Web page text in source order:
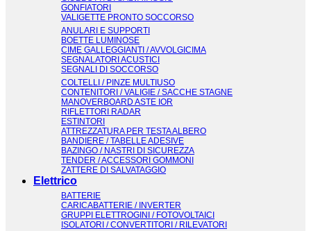
GONFIATORI
VALIGETTE PRONTO SOCCORSO
ANULARI E SUPPORTI
BOETTE LUMINOSE
CIME GALLEGGIANTI / AVVOLGICIMA
SEGNALATORI ACUSTICI
SEGNALI DI SOCCORSO
COLTELLI / PINZE MULTIUSO
CONTENITORI / VALIGIE / SACCHE STAGNE
MANOVERBOARD ASTE IOR
RIFLETTORI RADAR
ESTINTORI
ATTREZZATURA PER TESTA ALBERO
BANDIERE / TABELLE ADESIVE
BAZINGO / NASTRI DI SICUREZZA
TENDER / ACCESSORI GOMMONI
ZATTERE DI SALVATAGGIO
Elettrico
BATTERIE
CARICABATTERIE / INVERTER
GRUPPI ELETTROGINI / FOTOVOLTAICI
ISOLATORI / CONVERTITORI / RILEVATORI